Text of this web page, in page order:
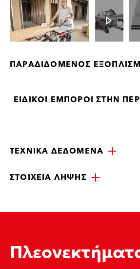
ΠΑΡΑΔΙΔΌΜΕΝΟΣ
ΕΙΔΙΚΟΊ ΈΜΠΟΡΟΙ ΣΤΗΝ
ΤΕΧΝΙΚΆ ΔΕΔΟΜΈΝΑ
ΣΤΟΙΧΕΊΑ ΛΉΨΗΣ